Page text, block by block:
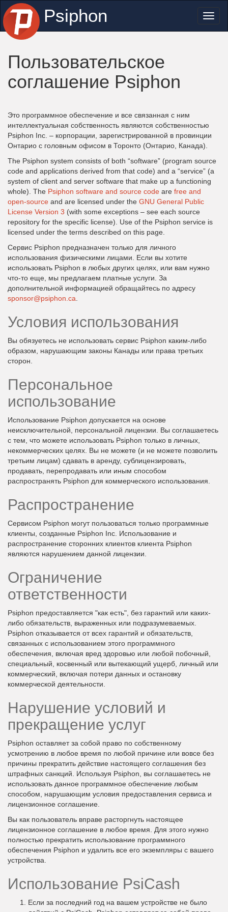
Psiphon
Пользовательское
соглашение Psiphon
Это программное обеспечение и все связанная с ним
интеллектуальная собственность являются собственностью
Psiphon Inc. – корпорации, зарегистрированной в провинции
Онтарио с головным офисом в Торонто (Онтарио, Канада).
The Psiphon system consists of both “software” (program source
code and applications derived from that code) and a “service” (a
system of client and server software that make up a functioning
whole). The Psiphon software and source code are free and
open-source and are licensed under the GNU General Public
License Version 3 (with some exceptions – see each source
repository for the specific license). Use of the Psiphon service is
licensed under the terms described on this page.
Сервис Psiphon предназначен только для личного
использования физическими лицами. Если вы хотите
использовать Psiphon в любых других целях, или вам нужно
что-то еще, мы предлагаем платные услуги. За
дополнительной информацией обращайтесь по адресу
sponsor@psiphon.ca
Условия использования
Вы обязуетесь не использовать сервис Psiphon каким-либо
образом, нарушающим законы Канады или права третьих
сторон.
Персональное
использование
Использование Psiphon допускается на основе
неисключительной, персональной лицензии. Вы соглашаетесь
с тем, что можете использовать Psiphon только в личных,
некоммерческих целях. Вы не можете (и не можете позволить
третьим лицам) cдавать в аренду, сублицензировать,
продавать, перепродавать или иным способом
распространять Psiphon для коммерческого использования.
Распространение
Сервисом Psiphon могут пользоваться только программные
клиенты, созданные Psiphon Inc. Использование и
распространение сторонних клиентов клиента Psiphon
являются нарушением данной лицензии.
Ограничение
ответственности
Psiphon предоставляется "как есть", без гарантий или каких-
либо обязательств, выраженных или подразумеваемых.
Psiphon отказывается от всех гарантий и обязательств,
связанных с использованием этого программного
обеспечения, включая вред здоровью или любой побочный,
специальный, косвенный или вытекающий ущерб, личный или
коммерческий, включая потери данных и остановку
коммерческой деятельности.
Нарушение условий и
прекращение услуг
Psiphon оставляет за собой право по собственному
усмотрению в любое время по любой причине или вовсе без
причины прекратить действие настоящего соглашения без
штрафных санкций. Используя Psiphon, вы соглашаетесь не
использовать данное программное обеспечение любым
способом, нарушающим условия предоставления сервиса и
лицензионное соглашение.
Вы как пользователь вправе расторгнуть настоящее
лицензионное соглашение в любое время. Для этого нужно
полностью прекратить использование программного
обеспечения Psiphon и удалить все его экземпляры с вашего
устройства.
Использование PsiCash
Если за последний год на вашем устройстве не было